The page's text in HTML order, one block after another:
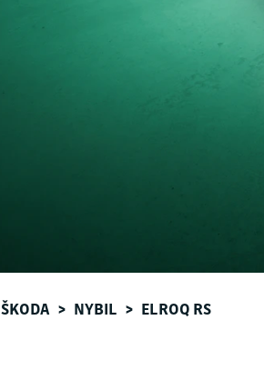
ŠKODA > NYBIL > ELROQ RS